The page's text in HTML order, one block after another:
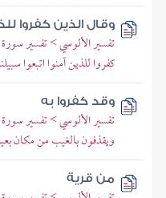
وقال الذين كفروا
تفسير الألوسي > تفسير
كفروا للذين آمنوا اتبعوا
وقد كفروا به
تفسير الألوسي > تفسير
ويقذفون بالغيب من مكان
من قرية